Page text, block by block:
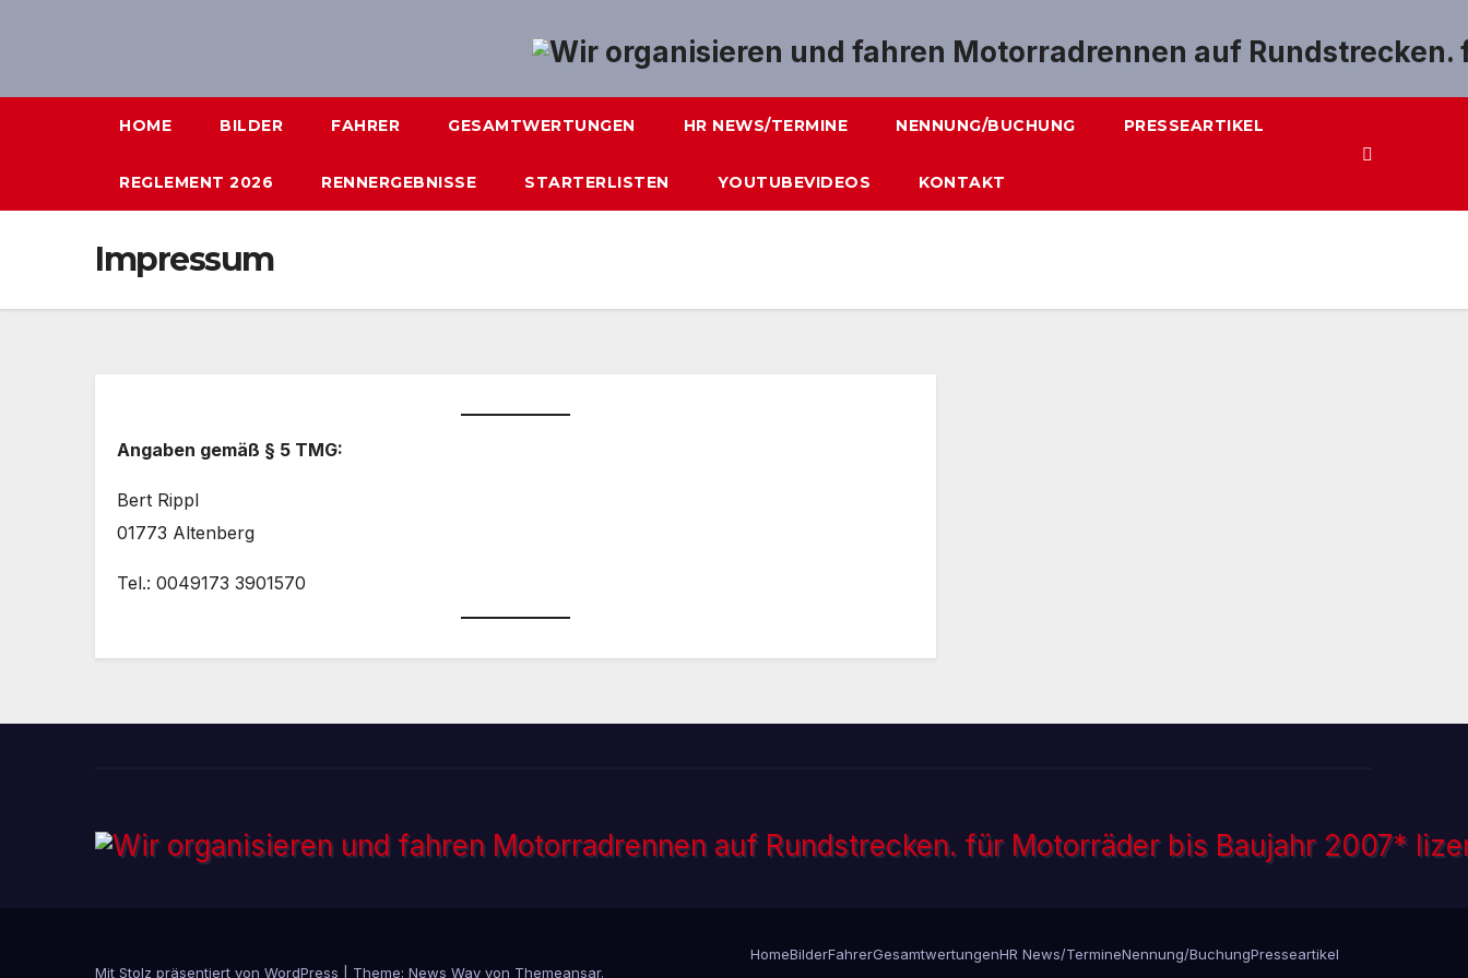
HOME BILDER FAHRER GESAMTWERTUNGEN HR NEWS/TERMINE NENNUNG/BUCHUNG PRESSEARTIKEL
REGLEMENT 2026 RENNERGEBNISSE STARTERLISTEN YOUTUBEVIDEOS KONTAKT
Impressum
Angaben gemäß § 5 TMG:
Bert Rippl
01773 Altenberg
Tel.: 0049173 3901570
Mit Stolz präsentiert von WordPress Theme: News Way von Themeansar.
HomeBilderFahrerGesamtwertungenHR News/TermineNennung/BuchungPresseartikel